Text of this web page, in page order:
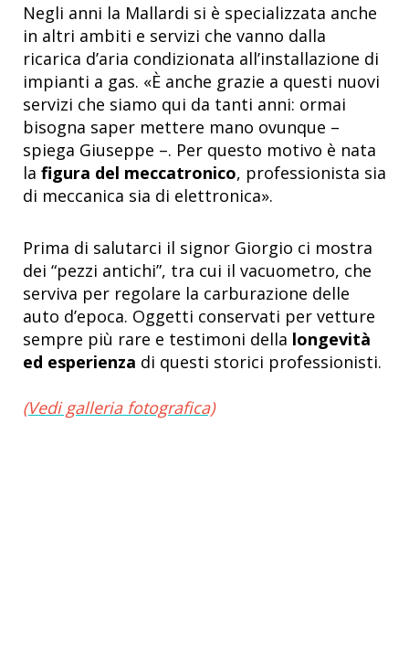
Negli anni la Mallardi si è specializzata anche
in altri ambiti e servizi che vanno dalla
ricarica d’aria condizionata all’installazione di
impianti a gas. «È anche grazie a questi nuovi
servizi che siamo qui da tanti anni: ormai
bisogna saper mettere mano ovunque –
spiega Giuseppe –. Per questo motivo è nata
la figura del meccatronico, professionista sia
di meccanica sia di elettronica».
Prima di salutarci il signor Giorgio ci mostra
dei “pezzi antichi”, tra cui il vacuometro, che
serviva per regolare la carburazione delle
auto d’epoca. Oggetti conservati per vetture
sempre più rare e testimoni della longevità
ed esperienza di questi storici professionisti.
(Vedi galleria fotografica)